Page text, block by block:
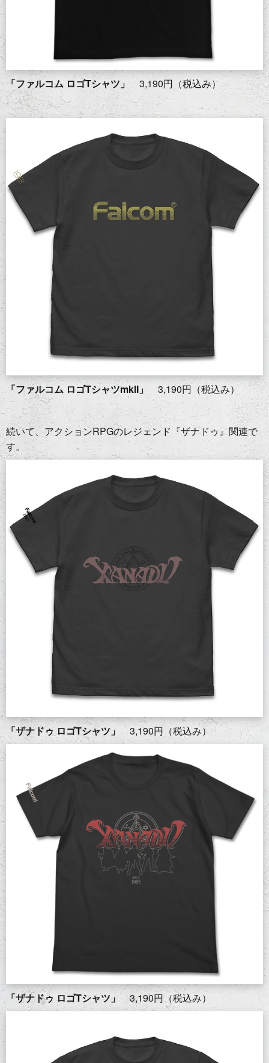
「ファルコム ロゴTシャツ」 3,190円（税込み）
「ファルコム ロゴTシャツmkII」 3,190円（税込み）
続いて、アクションRPGのレジェンド『ザナドゥ』関連で
す。
「ザナドゥ ロゴTシャツ」 3,190円（税込み）
「ザナドゥ ロゴTシャツ」3,190円（税込み）